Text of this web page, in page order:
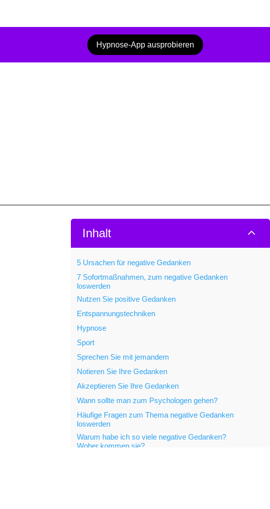
Hypnose-App ausprobieren
Inhalt 2
5 Ursachen für negative Gedanken
7 Sofortmaßnahmen, zum negative Gedanken
loswerden
Nutzen Sie positive Gedanken
Entspannungstechniken
Hypnose
Sport
Sprechen Sie mit jemandem
Notieren Sie Ihre Gedanken
Akzeptieren Sie Ihre Gedanken
Wann sollte man zum Psychologen gehen?
Häufige Fragen zum Thema negative Gedanken
loswerden
Warum habe ich so viele negative Gedanken?
Woher kommen sie?